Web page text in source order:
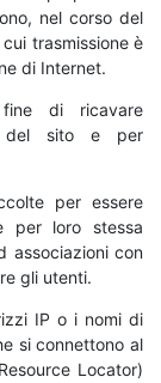
nel corso del
trasmissione è
di Internet.
di ricavare
del sito e per
per essere
per loro stessa
associazioni con
gli utenti.
IP o i nomi di
si connettono al
Locator)